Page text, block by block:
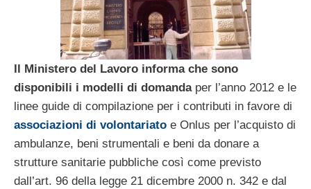
Il Ministero del Lavoro informa che sono
disponibili i modelli di domandaper l’anno 2012 e le
linee guide di compilazione per i contributi in favore di
associazioni di volontariato e Onlus per l’acquisto di
ambulanze, beni strumentali e beni da donare a
strutture sanitarie pubbliche così come previsto
dall’art. 96 della legge 21 dicembre 2000 n. 342 e dal